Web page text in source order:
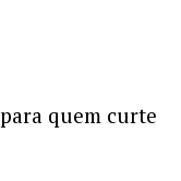
quem curte